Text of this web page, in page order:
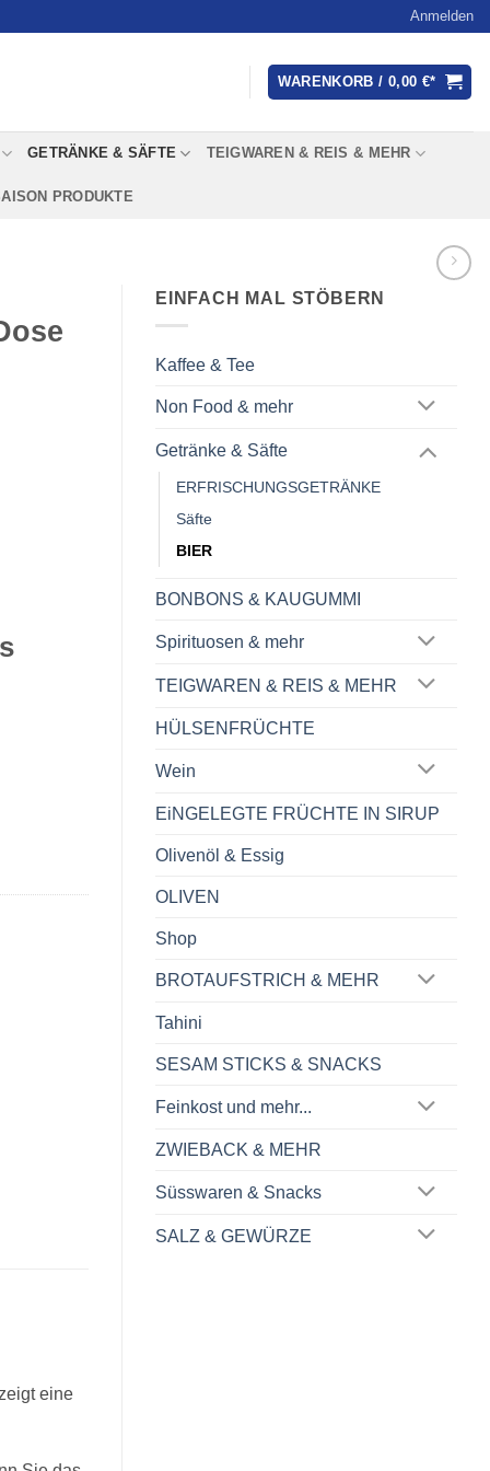
Anmelden
WARENKORB / 0,00 €
GETRÄNKE & SÄFTE TEIGWAREN & REIS & MEHR
PRODUKTE
EINFACH MAL STÖBERN
Kaffee & Tee
Non Food & mehr
Getränke & Säfte
ERFRISCHUNGSGETRÄNKE
Säfte
BIER
BONBONS & KAUGUMMI
Spirituosen & mehr
TEIGWAREN & REIS & MEHR
HÜLSENFRÜCHTE
Wein
EiNGELEGTE FRÜCHTE IN SIRUP
Olivenöl & Essig
OLIVEN
Shop
BROTAUFSTRICH & MEHR
Tahini
SESAM STICKS & SNACKS
Feinkost und mehr...
ZWIEBACK & MEHR
Süsswaren & Snacks
SALZ & GEWÜRZE
eine